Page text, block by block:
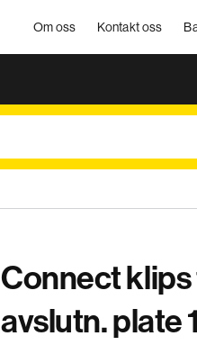
Om oss Kontakt oss
Connect
avslutn. plate